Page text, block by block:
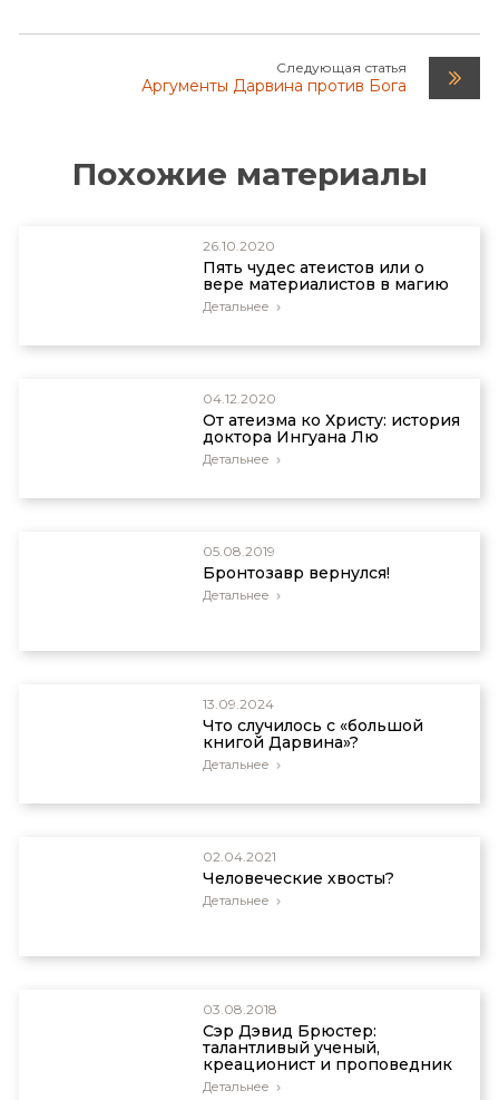
Следующая статья
Аргументы Дарвина против Бога
Похожие материалы
26.10.2020
Пять чудес атеистов или о
вере материалистов в магию
Детальнее
04.12.2020
От атеизма ко Христу: история
доктора Ингуана Лю
Детальнее
05.08.2019
Бронтозавр вернулся!
Детальнее
13.09.2024
Что случилось с «большой
книгой Дарвина»?
Детальнее
02.04.2021
Человеческие хвосты?
Детальнее
03.08.2018
Сэр Дэвид Брюстер:
талантливый ученый,
креационист и проповедник
Детальнее